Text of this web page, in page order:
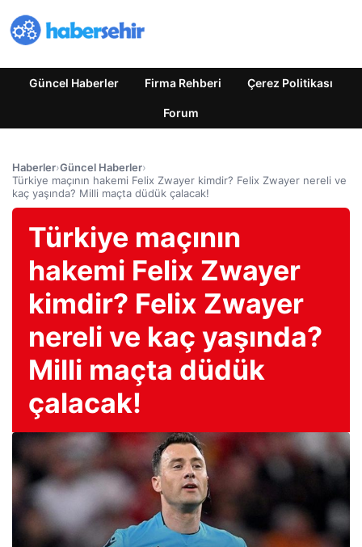
Güncel Haberler Firma Rehberi Çerez Politikası
Forum
Haberler›Güncel Haberler›
Türkiye maçının hakemi Felix Zwayer kimdir? Felix Zwayer nereli ve
kaç yaşında? Milli maçta düdük çalacak!
Türkiye maçının
hakemi Felix Zwayer
kimdir? Felix Zwayer
nereli ve kaç yaşında?
Milli maçta düdük
çalacak!